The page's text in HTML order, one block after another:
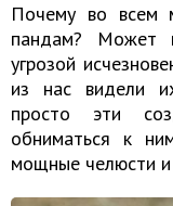
Почему во всем
пандам? Может
угрозой
из нас видели
просто эти
обниматься к
мощные челюсти и